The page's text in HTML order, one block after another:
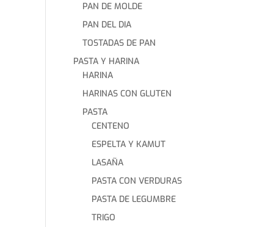
PAN DE MOLDE
PAN DEL DIA
TOSTADAS DE PAN
PASTA Y HARINA
HARINA
HARINAS CON GLUTEN
PASTA
CENTENO
ESPELTA Y KAMUT
LASAÑA
PASTA CON VERDURAS
PASTA DE LEGUMBRE
TRIGO